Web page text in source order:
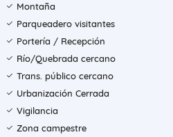
Montaña
Parqueadero visitantes
Portería / Recepción
Río/Quebrada cercano
Trans. público cercano
Urbanización Cerrada
Vigilancia
Zona campestre